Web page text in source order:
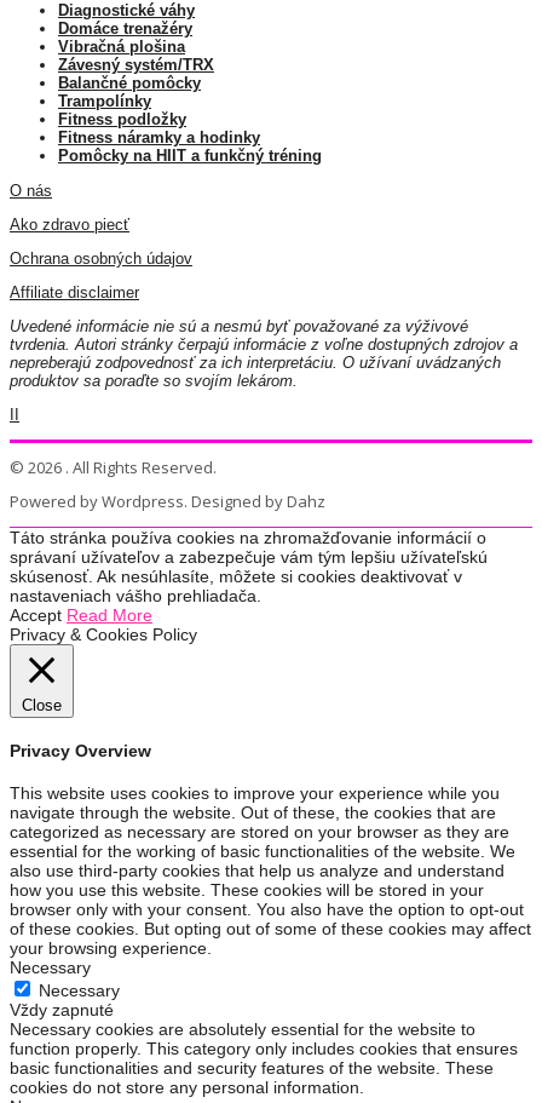
Diagnostické váhy
Domáce trenažéry
Vibračná plošina
Závesný systém/TRX
Balančné pomôcky
Trampolínky
Fitness podložky
Fitness náramky a hodinky
Pomôcky na HIIT a funkčný tréning
O nás
Ako zdravo piecť
Ochrana osobných údajov
Affiliate disclaimer
Uvedené informácie nie sú a nesmú byť považované za výživové
tvrdenia. Autori stránky čerpajú informácie z voľne dostupných zdrojov a
nepreberajú zodpovednosť za ich interpretáciu. O užívaní uvádzaných
produktov sa poraďte so svojím lekárom.
© 2026 . All Rights Reserved.
Powered by Wordpress. Designed by Dahz
Táto stránka používa cookies na zhromažďovanie informácií o
správaní užívateľov a zabezpečuje vám tým lepšiu užívateľskú
skúsenosť. Ak nesúhlasíte, môžete si cookies deaktivovať v
nastaveniach vášho prehliadača.
Accept Read More
Privacy & Cookies Policy
Close
Privacy Overview
This website uses cookies to improve your experience while you
navigate through the website. Out of these, the cookies that are
categorized as necessary are stored on your browser as they are
essential for the working of basic functionalities of the website. We
also use third-party cookies that help us analyze and understand
how you use this website. These cookies will be stored in your
browser only with your consent. You also have the option to opt-out
of these cookies. But opting out of some of these cookies may affect
your browsing experience.
Necessary
Necessary
Vždy zapnuté
Necessary cookies are absolutely essential for the website to
function properly. This category only includes cookies that ensures
basic functionalities and security features of the website. These
cookies do not store any personal information.